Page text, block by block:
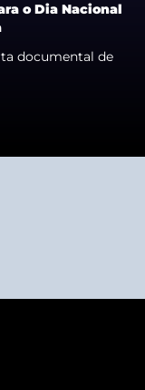
o Dia Nacional
documental de